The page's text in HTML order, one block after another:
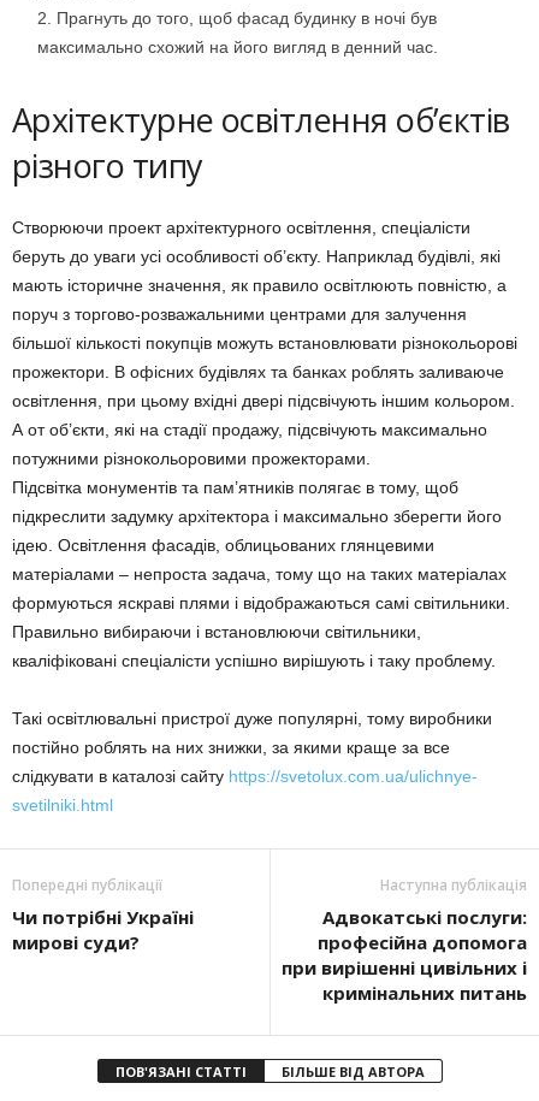
Прагнуть до того, щоб фасад будинку в ночі був
максимально схожий на його вигляд в денний час.
Архітектурне освітлення об’єктів
різного типу
Створюючи проект архітектурного освітлення, спеціалісти
беруть до уваги усі особливості об’єкту. Наприклад будівлі, які
мають історичне значення, як правило освітлюють повністю, а
поруч з торгово-розважальними центрами для залучення
більшої кількості покупців можуть встановлювати різнокольорові
прожектори. В офісних будівлях та банках роблять заливаюче
освітлення, при цьому вхідні двері підсвічують іншим кольором.
А от об’єкти, які на стадії продажу, підсвічують максимально
потужними різнокольоровими прожекторами.
Підсвітка монументів та пам’ятників полягає в тому, щоб
підкреслити задумку архітектора і максимально зберегти його
ідею. Освітлення фасадів, облицьованих глянцевими
матеріалами – непроста задача, тому що на таких матеріалах
формуються яскраві плями і відображаються самі світильники.
Правильно вибираючи і встановлюючи світильники,
кваліфіковані спеціалісти успішно вирішують і таку проблему.
Такі освітлювальні пристрої дуже популярні, тому виробники
постійно роблять на них знижки, за якими краще за все
слідкувати в каталозі сайту https://svetolux.com.ua/ulichnye-
svetilniki.html
Попередні публікації
Чи потрібні Україні
мирові суди?
Наступна публікація
Адвокатські послуги:
професійна допомога
при вирішенні цивільних і
кримінальних питань
ПОВ'ЯЗАНІ СТАТТІ БІЛЬШЕ ВІД АВТОРА